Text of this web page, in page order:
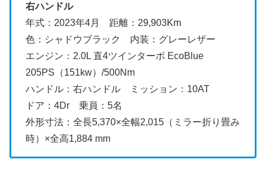
右ハンドル
年式：2023年4月 距離：29,903Km
色：シャドウブラック 内装：グレーレザー
エンジン：2.0L 直4ツインターボ EcoBlue
205PS（151kw）/500Nm
ハンドル：右ハンドル ミッション：10AT
ドア：4Dr 乗員：5名
外形寸法：全長5,370×全幅2,015（ミラー折り畳み
時）×全高1,884 mm